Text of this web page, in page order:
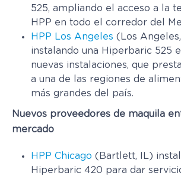
525, ampliando el acceso a la
HPP en todo el corredor del
HPP Los Angeles (Los
instalando una Hiperbaric 525
nuevas instalaciones, que
a una de las regiones de
más grandes del país.
Nuevos proveedores de maquila
mercado
HPP Chicago (Bartlett, IL)
Hiperbaric 420 para dar